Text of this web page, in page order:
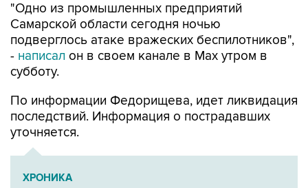
"Одно из промышленных предприятий
Самарской области сегодня ночью
подверглось атаке вражеских беспилотников",
- написал он в своем канале в Max утром в
субботу.
По информации Федорищева, идет ликвидация
последствий. Информация о пострадавших
уточняется.
ХРОНИКА